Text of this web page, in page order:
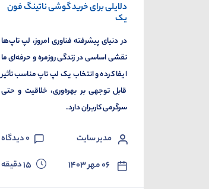
دلایلی برای خرید گوشی ناتینگ فون
یک
در دنیای پیشرفته فناوری امروز، لپ تاپ‌ها
نقشی اساسی در زندگی روزمره و حرفه‌ای ما
ایفا کرده و انتخاب یک لپ تاپ مناسب تأثیر
قابل توجهی بر بهره‌وری، خلاقیت و حتی
سرگرمی کاربران دارد.
مدیر سایت 0دیدگاه
۰۶ مهر ۱۴۰۳ 15دقیقه